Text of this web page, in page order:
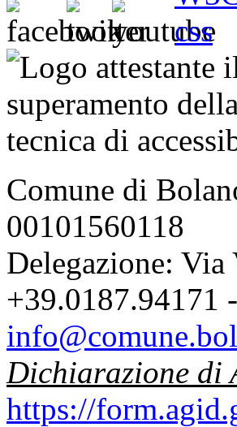
Comune di
00101560118
Delegazione: Via
+39.0187.94171
Dichiarazione di
https://